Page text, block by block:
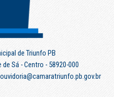
de Triunfo PB
Sá - Centro - 58920-000